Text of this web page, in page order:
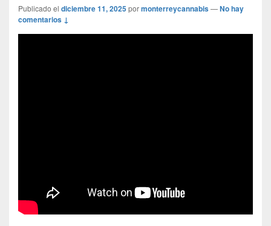
Publicado el diciembre 11, 2025pormonterreycannabis—No hay
comentarios ↓